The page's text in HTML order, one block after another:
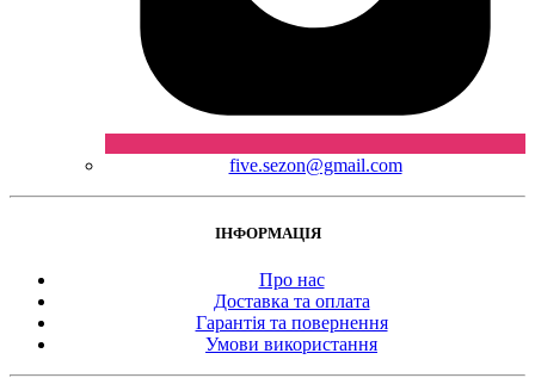
five.sezon@gmail.com
ІНФОРМАЦІЯ
Про нас
Доставка та оплата
Гарантія та повернення
Умови використання